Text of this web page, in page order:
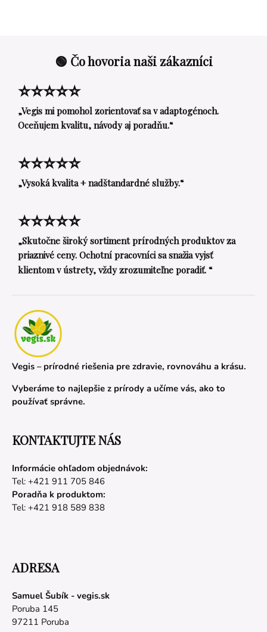
🟢 Čo hovoria naši zákazníci
⭐⭐⭐⭐⭐
„Vegis mi pomohol zorientovať sa v adaptogénoch.
Oceňujem kvalitu, návody aj poradňu.“
⭐⭐⭐⭐⭐
„Vysoká kvalita + nadštandardné služby.“
⭐⭐⭐⭐⭐
„Skutočne široký sortiment prírodných produktov za
priaznivé ceny. Ochotní pracovníci sa snažia vyjsť
klientom v ústrety, vždy zrozumiteľne poradiť. “
Vegis – prírodné riešenia pre zdravie, rovnováhu a krásu.
Vyberáme to najlepšie z prírody a učíme vás, ako to
používať správne.
KONTAKTUJTE NÁS
Informácie ohľadom objednávok:
Tel: +421 911 705 846
Poradňa k produktom:
Tel: +421 918 589 838
ADRESA
Samuel Šubík - vegis.sk
Poruba 145
97211 Poruba